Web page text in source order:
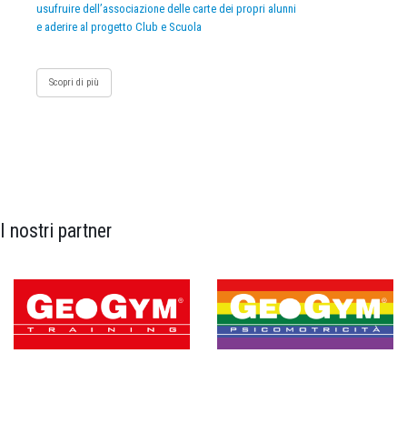
usufruire dell’associazione delle carte dei propri alunni
e aderire al progetto Club e Scuola
Scopri di più
I nostri partner